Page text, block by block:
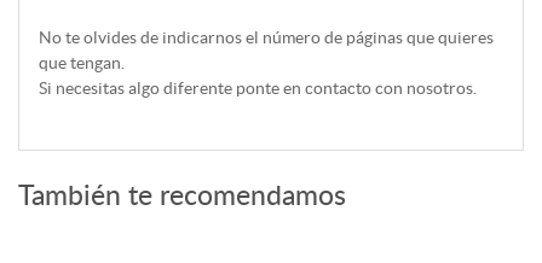
No te olvides de indicarnos el número de páginas que quieres
que tengan.
Si necesitas algo diferente ponte en contacto con nosotros.
También te recomendamos